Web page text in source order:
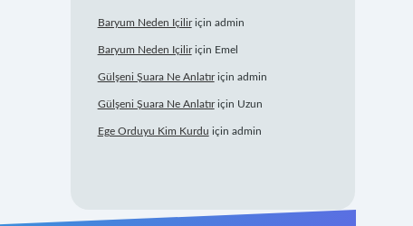
Baryum Neden Içiliriçin admin
Baryum Neden Içiliriçin Emel
Gülşeni Şuara Ne Anlatıriçin admin
Gülşeni Şuara Ne Anlatıriçin Uzun
Ege Orduyu Kim Kurdu için admin